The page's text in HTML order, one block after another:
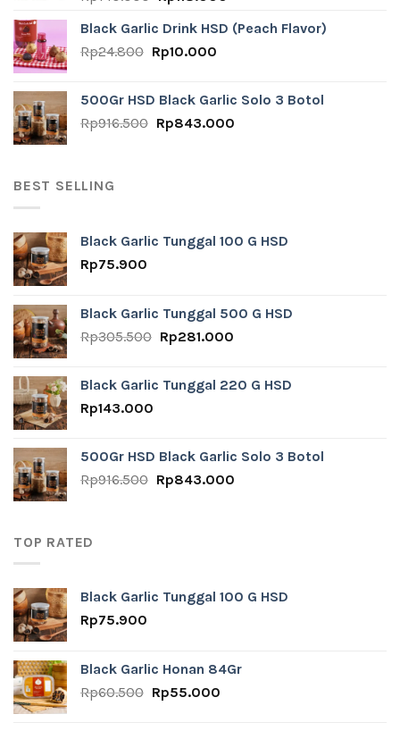
was:
Rp140.000.
is:
Black Garlic Drink HSD (Peach Flavor)
Rp24.800 Original
Rp24.800.
Rp10.000Current
Rp10.000.
500Gr HSD Black Garlic Solo 3 Botol
Rp916.500 Original
Rp843.000Current
BEST SELLING
Black Garlic Tunggal 100 G HSD
Rp75.900
Black Garlic Tunggal 500 G HSD
Rp305.500 Original
Rp305.500.
Rp281.000Current
Rp281.000.
Black Garlic Tunggal 220 G HSD
Rp143.000
500Gr HSD Black Garlic Solo 3 Botol
Rp916.500 Original
Rp843.000Current
TOP RATED
Black Garlic Tunggal 100 G HSD
Rp75.900
Black Garlic Honan 84Gr
Rp60.500 Original
Rp55.000Current